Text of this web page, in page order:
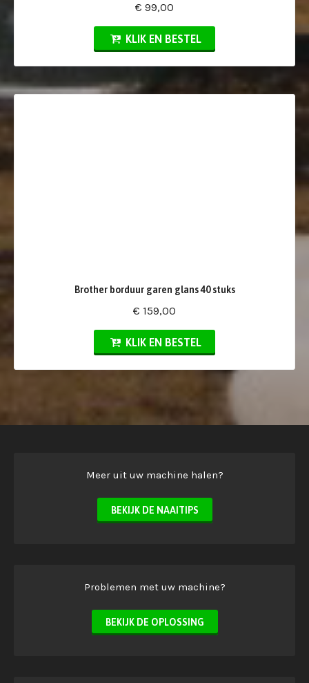
€ 99,00
KLIK EN BESTEL
Brother borduur garen glans 40 stuks
€ 159,00
KLIK EN BESTEL
Meer uit uw machine halen?
BEKIJK DE NAAITIPS
Problemen met uw machine?
BEKIJK DE OPLOSSING